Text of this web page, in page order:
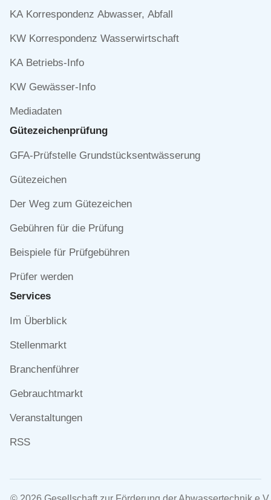
KA Korrespondenz Abwasser, Abfall
KW Korrespondenz Wasserwirtschaft
KA Betriebs-Info
KW Gewässer-Info
Mediadaten
Gütezeichen­prüfung
Navigation
GFA-Prüfstelle Grundstücksentwässerung
Gütezeichen
Der Weg zum Gütezeichen
Gebühren für die Prüfung
Beispiele für Prüfgebühren
Prüfer werden
Services
Navigation
Im Überblick
Stellenmarkt
Branchenführer
Gebrauchtmarkt
Veranstaltungen
RSS